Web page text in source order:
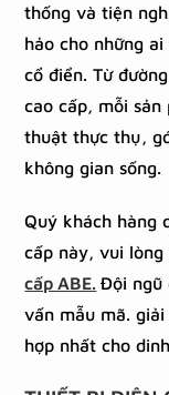
thống và tiện
hảo cho những
cổ điển. Từ
cao cấp, mỗi sản
thuật thực thụ,
không gian sống.
Quý khách hàng
cấp này, vui
cấp ABE. Đội ngũ
vấn mẫu mã.
hợp nhất cho